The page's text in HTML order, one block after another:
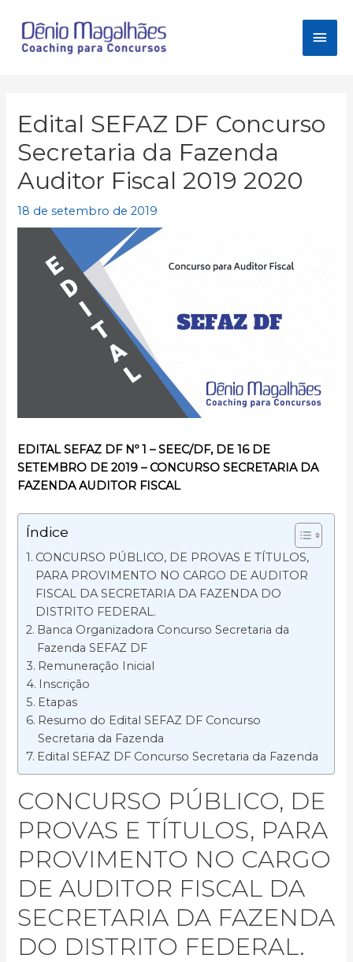
para
Edital SEFAZ DF Concurso
Secretaria da Fazenda
Auditor Fiscal 2019 2020
18 de setembro de 2019
EDITAL SEFAZ DF Nº 1 – SEEC/DF, DE 16 DE
SETEMBRO DE 2019 – CONCURSO SECRETARIA DA
FAZENDA AUDITOR FISCAL
Índice
CONCURSO PÚBLICO, DE PROVAS E TÍTULOS,
PARA PROVIMENTO NO CARGO DE AUDITOR
FISCAL DA SECRETARIA DA FAZENDA DO
DISTRITO FEDERAL.
Banca Organizadora Concurso Secretaria da
Fazenda SEFAZ DF
Remuneração Inicial
Inscrição
Etapas
Resumo do Edital SEFAZ DF Concurso
Secretaria da Fazenda
Edital SEFAZ DF Concurso Secretaria da Fazenda
CONCURSO PÚBLICO, DE
PROVAS E TÍTULOS, PARA
PROVIMENTO NO CARGO
DE AUDITOR FISCAL DA
SECRETARIA DA FAZENDA
DO DISTRITO FEDERAL.